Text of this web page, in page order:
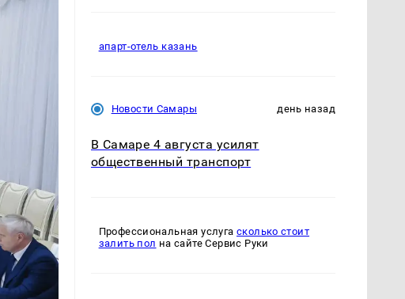
апарт-отель казань
Новости Самары день назад
В Самаре 4 августа усилят
общественный транспорт
Профессиональная услуга сколько стоит
залить пол на сайте Сервис Руки